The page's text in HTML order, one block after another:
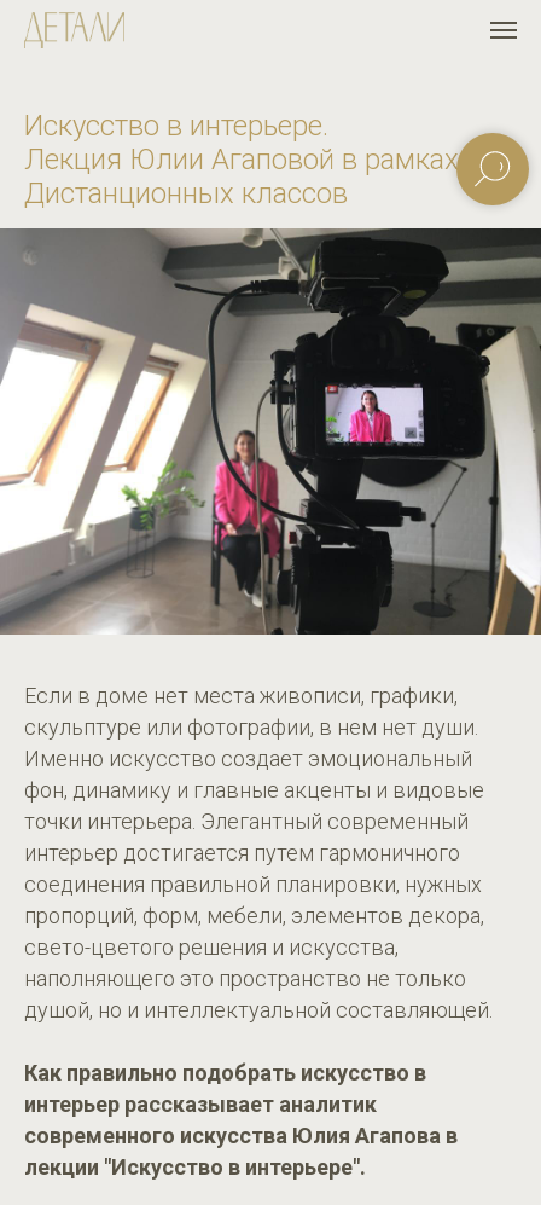
Искусство в интерьере.
Лекция Юлии Агаповой в рамках
Дистанционных классов
Если в доме нет места живописи, графики,
скульптуре или фотографии, в нем нет души.
Именно искусство создает эмоциональный
фон, динамику и главные акценты и видовые
точки интерьера. Элегантный современный
интерьер достигается путем гармоничного
соединения правильной планировки, нужных
пропорций, форм, мебели, элементов декора,
свето-цветого решения и искусства,
наполняющего это пространство не только
душой, но и интеллектуальной составляющей.
Как правильно подобрать искусство в
интерьер рассказывает аналитик
современного искусства Юлия Агапова в
лекции "Искусство в интерьере".